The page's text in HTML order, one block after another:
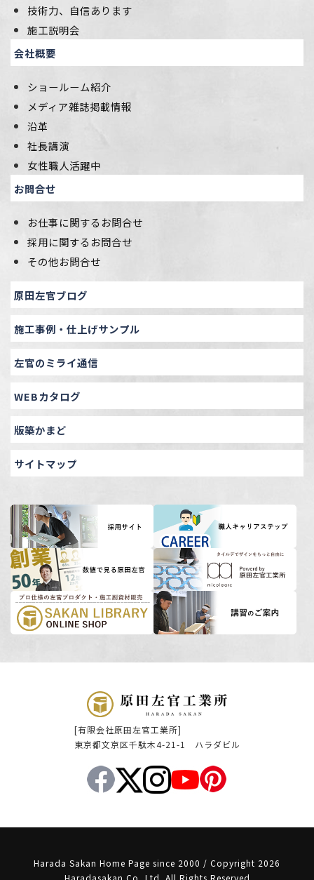
技術力、自信あります
施工説明会
会社概要
ショールーム紹介
メディア雑誌掲載情報
沿革
社長講演
女性職人活躍中
お問合せ
お仕事に関するお問合せ
採用に関するお問合せ
その他お問合せ
原田左官ブログ
施工事例・仕上げサンプル
左官のミライ通信
WEBカタログ
版築かまど
サイトマップ
[有限会社原田左官工業所]
東京都文京区千駄木4-21-1 ハラダビル
Harada Sakan Home Page since 2000 / Copyright 2026
Haradasakan Co.,Ltd. All Rights Reserved